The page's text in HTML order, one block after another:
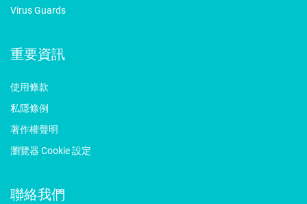
Virus Guards
重要資訊
使用條款
私隱條例
著作權聲明
瀏覽器 Cookie 設定
聯絡我們